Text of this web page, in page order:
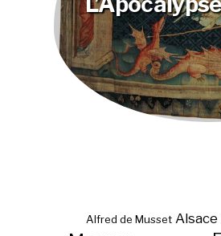
Alfred de Musset Alsace